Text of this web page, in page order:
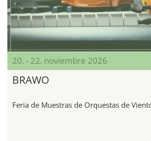
20. - 22. noviembre 2026
BRAWO
Feria de Muestras de Orquestas de